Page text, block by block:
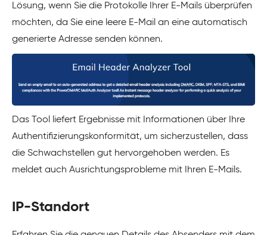
Lösung, wenn Sie die Protokolle Ihrer E-Mails überprüfen
möchten, da Sie eine leere E-Mail an eine automatisch
generierte Adresse senden können.
Das Tool liefert Ergebnisse mit Informationen über Ihre
Authentifizierungskonformität, um sicherzustellen, dass
die Schwachstellen gut hervorgehoben werden. Es
meldet auch Ausrichtungsprobleme mit Ihren E-Mails.
IP-Standort